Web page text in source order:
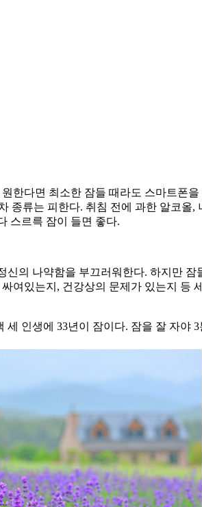
한다면 최소한 잠들 때라도 스마트폰
류는 피한다. 취침 전에 과한 알코올,
스르륵 잠이 들면 좋다.
의 나약함을 부끄러워한다. 하지만
여있는지, 건강상의 문제가 있는지 등
인생에 33년이 잠이다. 잠을 잘 자야